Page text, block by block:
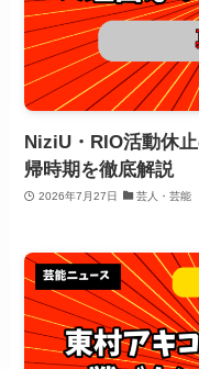
NiziU・RIO活動休
帰時期を徹底解説
2026年7月27日 芸人・芸能